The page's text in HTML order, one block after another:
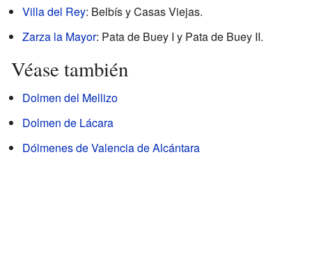
Villa del Rey: Belbís y Casas Viejas.
Zarza la Mayor: Pata de Buey I y Pata de Buey II.
Véase también
Dolmen del Mellizo
Dolmen de Lácara
Dólmenes de Valencia de Alcántara